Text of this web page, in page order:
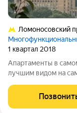
Ломоносовский
1 квартал 2018
Апартаменты в
лучшим видом на
Киркоров,
Мартиросян и др. 8